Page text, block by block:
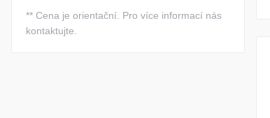
** Cena je orientační. Pro více informací nás
kontaktujte.